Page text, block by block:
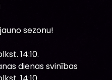
sezonu!
14:10.
dienas svinības